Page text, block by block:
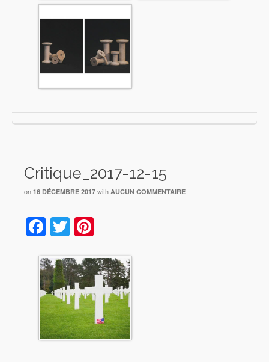
Critique_2017-12-15
on 16 DÉCEMBRE 2017 with AUCUN COMMENTAIRE
Facebook
Twitter